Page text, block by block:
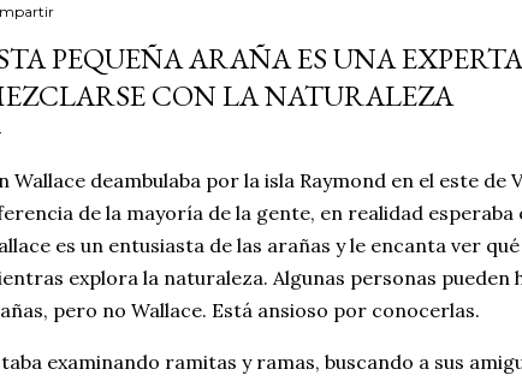
PEQUEÑA ARAÑA ES UNA
CON LA NATURALEZA
Wallace deambulaba por la isla Raymond en el este de
de la mayoría de la gente, en realidad
es un entusiasta de las arañas y le encanta ver
explora la naturaleza. Algunas personas pueden
pero no Wallace. Está ansioso por conocerlas.
examinando ramitas y ramas, buscando a sus